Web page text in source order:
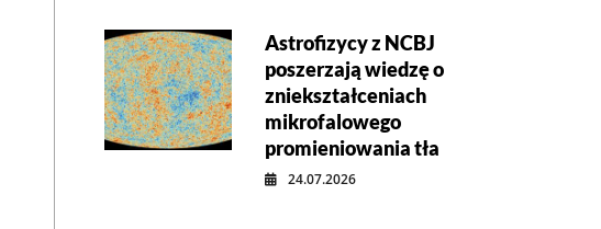
Astrofizycy z NCBJ
poszerzają wiedzę o
zniekształceniach
mikrofalowego
promieniowania tła
24.07.2026